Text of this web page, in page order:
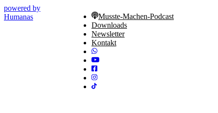
powered by
Humanas
Musste-Machen-Podcast
Downloads
Newsletter
Kontakt